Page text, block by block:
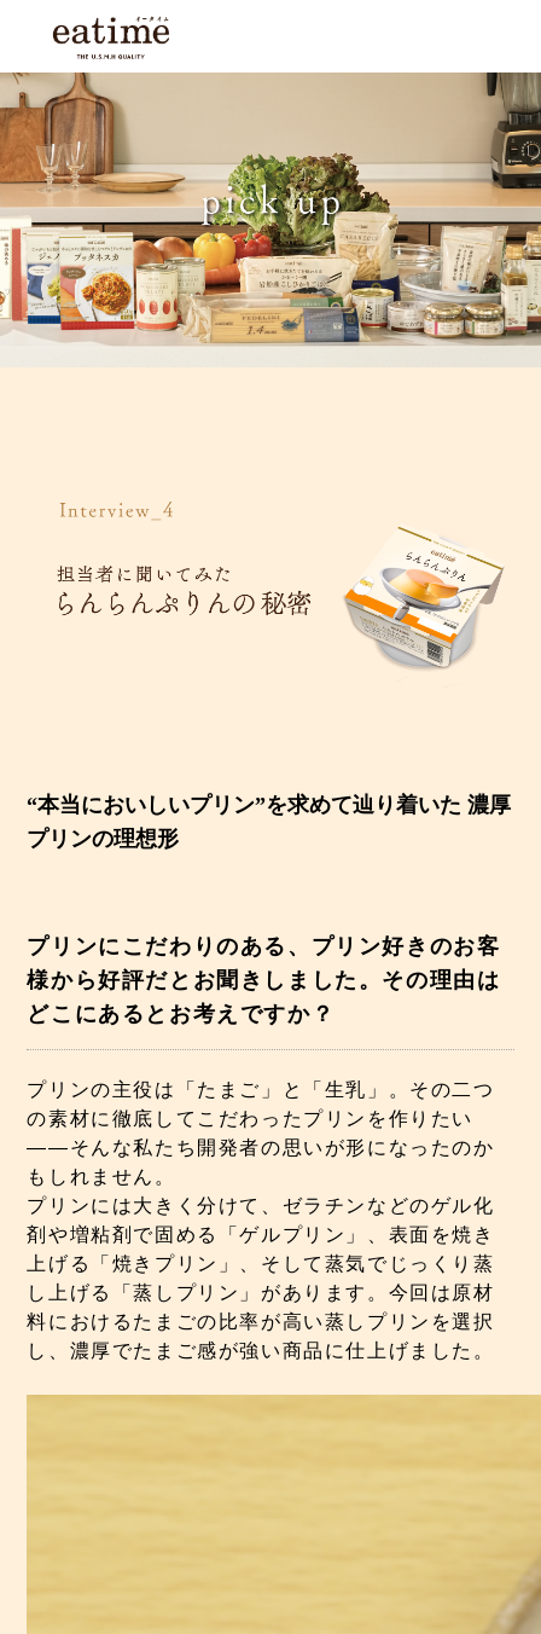
“本当においしいプリン”を求めて辿り着いた 濃厚
プリンの理想形
プリンにこだわりのある、プリン好きのお客
様から好評だとお聞きしました。その理由は
どこにあるとお考えですか？
プリンの主役は「たまご」と「生乳」。その二つ
の素材に徹底してこだわったプリンを作りたい
――そんな私たち開発者の思いが形になったのか
もしれません。
プリンには大きく分けて、ゼラチンなどのゲル化
剤や増粘剤で固める「ゲルプリン」、表面を焼き
上げる「焼きプリン」、そして蒸気でじっくり蒸
し上げる「蒸しプリン」があります。今回は原材
料におけるたまごの比率が高い蒸しプリンを選択
し、濃厚でたまご感が強い商品に仕上げました。